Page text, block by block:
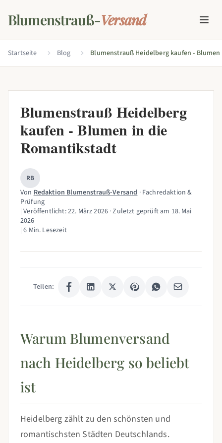
Blumenstrauß-Versand
Startseite Blog
Blumenstrauß Heidelberg
kaufen - Blumen in die
Romantikstadt
RB
VonRedaktion Blumenstrauß-Versand· Fachredaktion &
Prüfung
Veröffentlicht:22. März 2026 · Zuletzt geprüft am 18. Mai
2026
6 Min. Lesezeit
Teilen:
Warum Blumenversand
nach Heidelberg so beliebt
ist
Heidelberg zählt zu den schönsten und
romantischsten Städten Deutschlands.